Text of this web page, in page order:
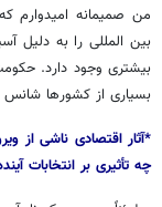
من صمیمانه امیدوارم
بین المللی را به
بیشتری وجود دارد.
بسیاری از کشورها شانس
*آثار اقتصادی ناشی از
چه تأثیری بر انتخابات